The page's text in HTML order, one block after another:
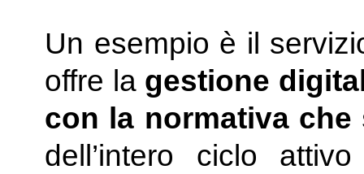
Un esempio è il
offre la gestione
con la normativa
dell’intero ciclo